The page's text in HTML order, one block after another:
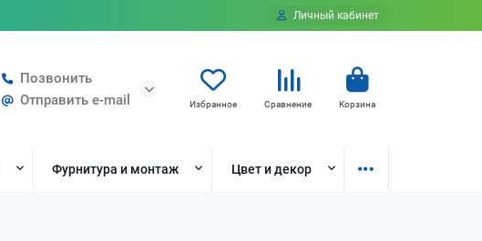
Личный кабинет
Позвонить
Отправить e-mail
Избранное Сравнение Корзина
Фурнитура и монтаж Цвет и декор